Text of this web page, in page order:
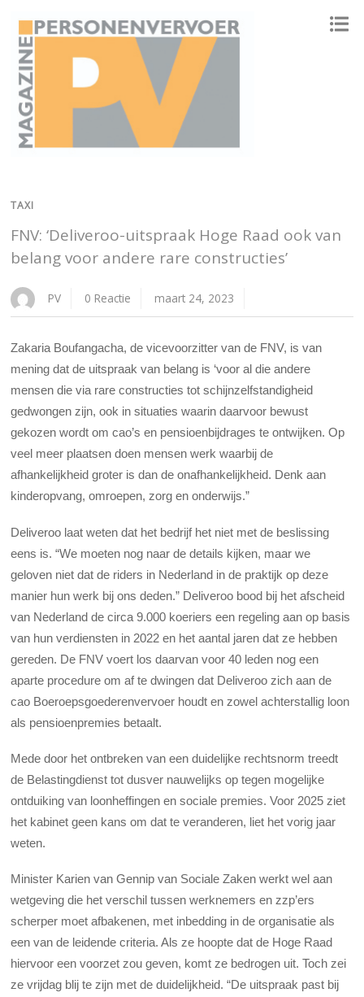
TAXI
FNV: ‘Deliveroo-uitspraak Hoge Raad ook van
belang voor andere rare constructies’
PV 0 Reactie maart 24, 2023
Zakaria Boufangacha, de vicevoorzitter van de FNV, is van
mening dat de uitspraak van belang is ‘voor al die andere
mensen die via rare constructies tot schijnzelfstandigheid
gedwongen zijn, ook in situaties waarin daarvoor bewust
gekozen wordt om cao’s en pensioenbijdrages te ontwijken. Op
veel meer plaatsen doen mensen werk waarbij de
afhankelijkheid groter is dan de onafhankelijkheid. Denk aan
kinderopvang, omroepen, zorg en onderwijs.”
Deliveroo laat weten dat het bedrijf het niet met de beslissing
eens is. “We moeten nog naar de details kijken, maar we
geloven niet dat de riders in Nederland in de praktijk op deze
manier hun werk bij ons deden.” Deliveroo bood bij het afscheid
van Nederland de circa 9.000 koeriers een regeling aan op basis
van hun verdiensten in 2022 en het aantal jaren dat ze hebben
gereden. De FNV voert los daarvan voor 40 leden nog een
aparte procedure om af te dwingen dat Deliveroo zich aan de
cao Boeroepsgoederenvervoer houdt en zowel achterstallig loon
als pensioenpremies betaalt.
Mede door het ontbreken van een duidelijke rechtsnorm treedt
de Belastingdienst tot dusver nauwelijks op tegen mogelijke
ontduiking van loonheffingen en sociale premies. Voor 2025 ziet
het kabinet geen kans om dat te veranderen, liet het vorig jaar
weten.
Minister Karien van Gennip van Sociale Zaken werkt wel aan
wetgeving die het verschil tussen werknemers en zzp’ers
scherper moet afbakenen, met inbedding in de organisatie als
een van de leidende criteria. Als ze hoopte dat de Hoge Raad
hiervoor een voorzet zou geven, komt ze bedrogen uit. Toch zei
ze vrijdag blij te zijn met de duidelijkheid. “De uitspraak past bij